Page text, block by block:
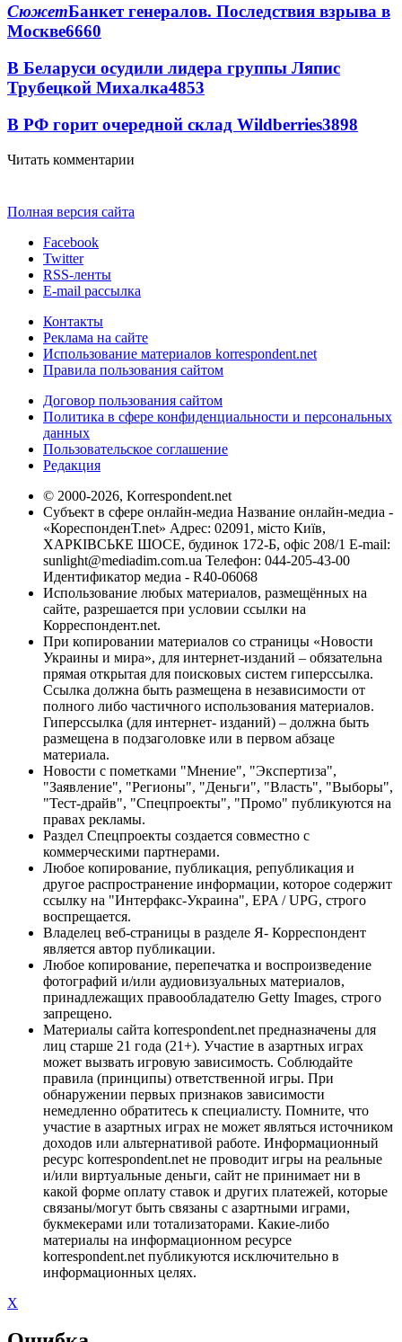
СюжетБанкет генералов. Последствия взрыва в
Москве6660
В Беларуси осудили лидера группы Ляпис
Трубецкой Михалка4853
В РФ горит очередной склад Wildberries3898
Читать комментарии
Полная версия сайта
Facebook
Twitter
RSS-ленты
E-mail рассылка
Контакты
Реклама на сайте
Использование материалов korrespondent.net
Правила пользования сайтом
Договор пользования сайтом
Политика в сфере конфиденциальности и персональных
данных
Пользовательское соглашение
Редакция
© 2000-2026, Korrespondent.net
Субъект в сфере онлайн-медиа Название онлайн-медиа -
«КореспонденТ.net» Адрес: 02091, місто Київ,
ХАРКІВСЬКЕ ШОСЕ, будинок 172-Б, офіс 208/1 E-mail:
sunlight@mediadim.com.ua Телефон: 044-205-43-00
Идентификатор медиа - R40-06068
Использование любых материалов, размещённых на
сайте, разрешается при условии ссылки на
Корреспондент.net.
При копировании материалов со страницы «Новости
Украины и мира», для интернет-изданий – обязательна
прямая открытая для поисковых систем гиперссылка.
Ссылка должна быть размещена в независимости от
полного либо частичного использования материалов.
Гиперссылка (для интернет- изданий) – должна быть
размещена в подзаголовке или в первом абзаце
материала.
Новости с пометками "Мнение", "Экспертиза",
"Заявление", "Регионы", "Деньги", "Власть", "Выборы",
"Тест-драйв", "Спецпроекты", "Промо" публикуются на
правах рекламы.
Раздел Спецпроекты создается совместно с
коммерческими партнерами.
Любое копирование, публикация, републикация и
другое распространение информации, которое содержит
ссылку на "Интерфакс-Украина", EPA / UPG, строго
воспрещается.
Владелец веб-страницы в разделе Я- Корреспондент
является автор публикации.
Любое копирование, перепечатка и воспроизведение
фотографий и/или аудиовизуальных материалов,
принадлежащих правообладателю Getty Images, строго
запрещено.
Материалы сайта korrespondent.net предназначены для
лиц старше 21 года (21+). Участие в азартных играх
может вызвать игровую зависимость. Соблюдайте
правила (принципы) ответственной игры. При
обнаружении первых признаков зависимости
немедленно обратитесь к специалисту. Помните, что
участие в азартных играх не может являться источником
доходов или альтернативой работе. Информационный
ресурс korrespondent.net не проводит игры на реальные
и/или виртуальные деньги, сайт не принимает ни в
какой форме оплату ставок и других платежей, которые
связаны/могут быть связаны с азартными играми,
букмекерами или тотализаторами. Какие-либо
материалы на информационном ресурсе
korrespondent.net публикуются исключительно в
информационных целях.
X